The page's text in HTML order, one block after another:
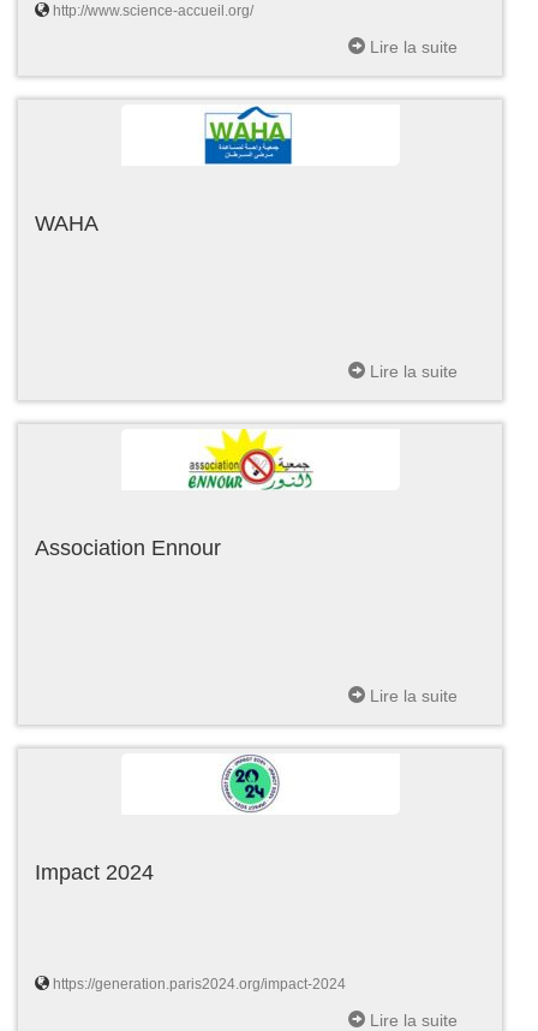
http://www.science-accueil.org/
Lire la suite
WAHA
Lire la suite
Association Ennour
Lire la suite
Impact 2024
https://generation.paris2024.org/impact-2024
Lire la suite